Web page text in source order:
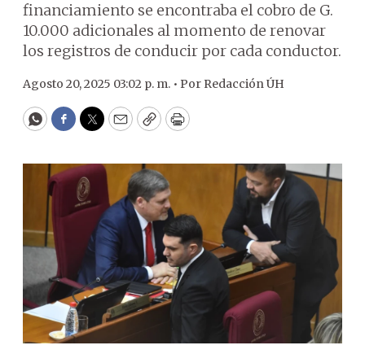
financiamiento se encontraba el cobro de G.
10.000 adicionales al momento de renovar
los registros de conducir por cada conductor.
Agosto 20, 2025 03:02 p. m. • Por Redacción ÚH
WhatsApp
Facebook
Twitter
EmailCopyPrint